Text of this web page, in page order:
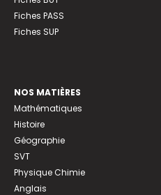
Fiches PASS
Fiches SUP
NOS MATIÈRES
Mathématiques
Histoire
Géographie
SVT
Physique Chimie
Anglais